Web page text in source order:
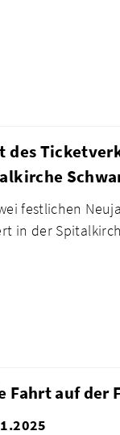
des
festlichen
in der
Fahrt auf der